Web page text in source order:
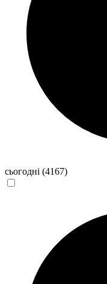
сьогодні (4167)